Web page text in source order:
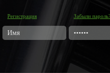
Регистрация Забыли